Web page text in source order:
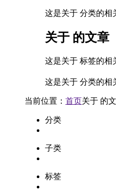
这是关于 分类的相
关于 的文章
这是关于 标签的相
这是关于 分类的相
当前位置： 首页关于 的
分类
子类
标签